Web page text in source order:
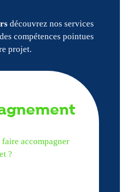
découvrez nos services
compétences pointues
projet.
accompagner
?